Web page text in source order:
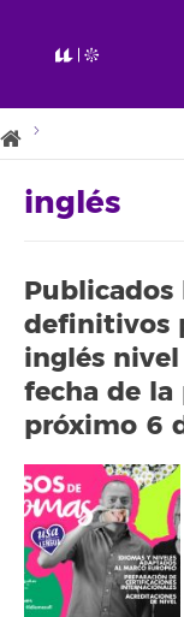
inglés
Publicados
definitivos
inglés
fecha de la
próximo 6